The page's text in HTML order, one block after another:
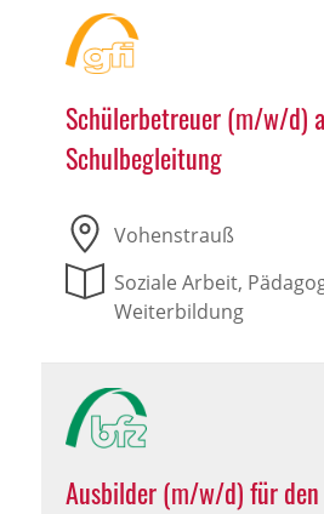
Schülerbetreuer (m/w/d)
Schulbegleitung
Vohenstrauß
Soziale Arbeit,
Weiterbildung
Ausbilder (m/w/d) für